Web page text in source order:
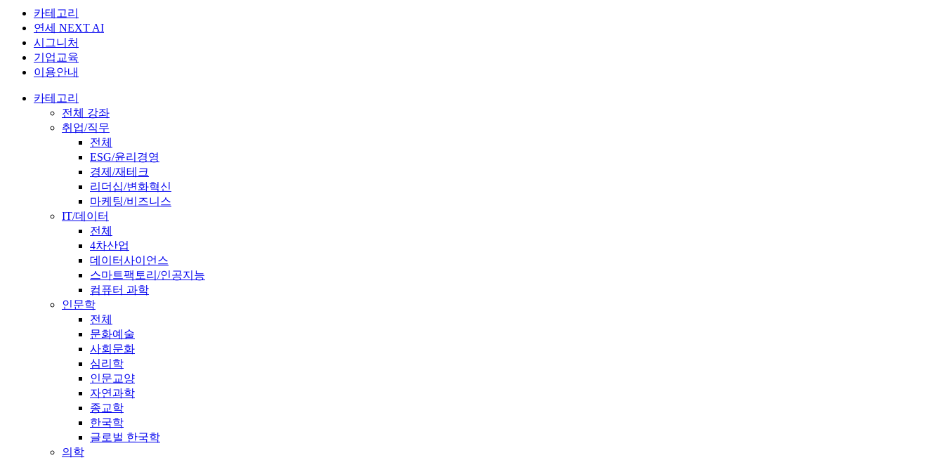
카테고리
연세 NEXT AI
시그니처
기업교육
이용안내
카테고리
전체 강좌
취업/직무
전체
ESG/윤리경영
경제/재테크
리더십/변화혁신
마케팅/비즈니스
IT/데이터
전체
4차산업
데이터사이언스
스마트팩토리/인공지능
컴퓨터 과학
인문학
전체
문화예술
사회문화
심리학
인문교양
자연과학
종교학
한국학
글로벌 한국학
의학